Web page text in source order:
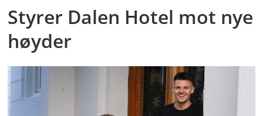
Styrer Dalen Hotel mot nye
høyder